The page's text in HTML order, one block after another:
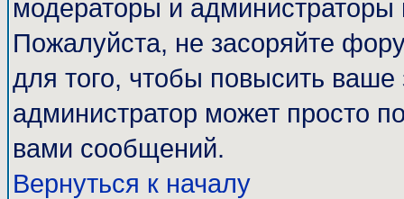
модераторы и администраторы
Пожалуйста, не засоряйте
для того, чтобы повысить
администратор может просто
вами сообщений.
Вернуться к началу